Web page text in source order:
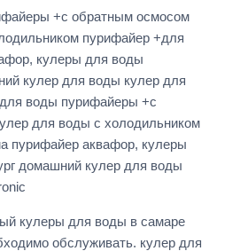
+с обратным осмосом
пурифайер +для
кулеры для воды
кулер для воды кулер для
воды пурифайеры +с
для воды с холодильником
пурифайер аквафор, кулеры
домашний кулер для воды
кулеры для воды в самаре
обслуживать. кулер для